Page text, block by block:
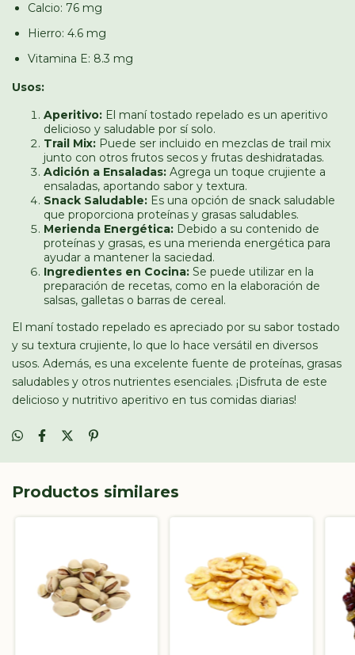
Calcio: 76 mg
Hierro: 4.6 mg
Vitamina E: 8.3 mg
Usos:
Aperitivo: El maní tostado repelado es un aperitivo
delicioso y saludable por sí solo.
Trail Mix: Puede ser incluido en mezclas de trail mix
junto con otros frutos secos y frutas deshidratadas.
Adición a Ensaladas: Agrega un toque crujiente a
ensaladas, aportando sabor y textura.
Snack Saludable: Es una opción de snack saludable
que proporciona proteínas y grasas saludables.
Merienda Energética: Debido a su contenido de
proteínas y grasas, es una merienda energética para
ayudar a mantener la saciedad.
Ingredientes en Cocina: Se puede utilizar en la
preparación de recetas, como en la elaboración de
salsas, galletas o barras de cereal.
El maní tostado repelado es apreciado por su sabor tostado
y su textura crujiente, lo que lo hace versátil en diversos
usos. Además, es una excelente fuente de proteínas, grasas
saludables y otros nutrientes esenciales. ¡Disfruta de este
delicioso y nutritivo aperitivo en tus comidas diarias!
Productos similares